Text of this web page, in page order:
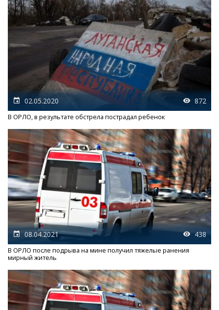
02.05.2020 872
В ОРЛО, в результате обстрела пострадал ребенок
08.04.2021 438
В ОРЛО после подрыва на мине получил тяжелые ранения
мирный житель